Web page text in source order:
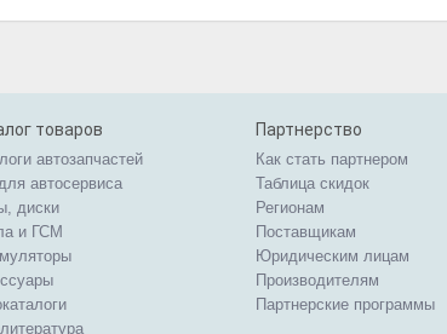
товаров
автозапчастей
автосервиса
диски
и ГСМ
Партнерство
Как стать партнером
Таблица скидок
Регионам
Поставщикам
Юридическим лицам
Производителям
Партнерские программы